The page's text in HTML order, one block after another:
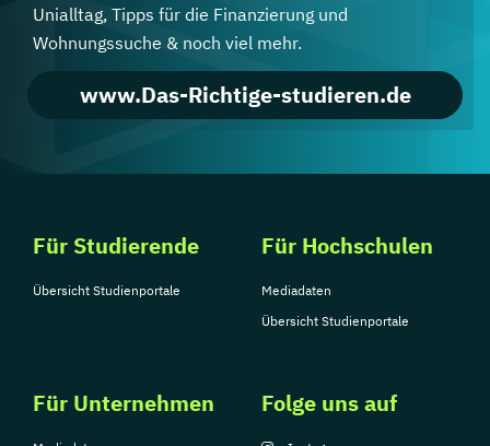
Unialltag, Tipps für die Finanzierung und
Wohnungssuche & noch viel mehr.
www.Das-Richtige-studieren.de
Für Studierende
Übersicht Studienportale
Für Hochschulen
Mediadaten
Übersicht Studienportale
Für Unternehmen Folge uns auf